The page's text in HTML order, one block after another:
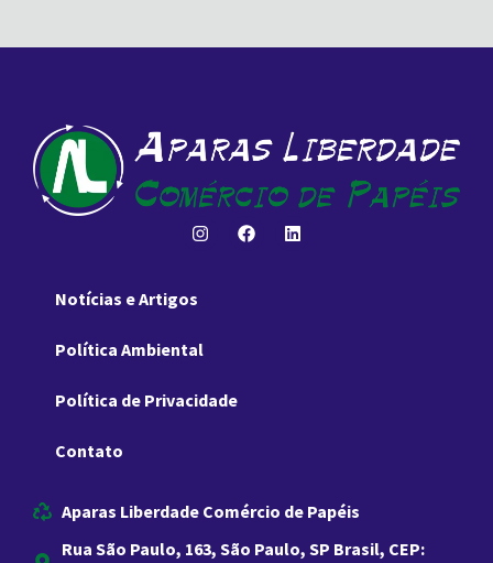
Notícias e Artigos
Política Ambiental
Política de Privacidade
Contato
Aparas Liberdade Comércio de Papéis
Rua São Paulo, 163, São Paulo, SP Brasil, CEP: